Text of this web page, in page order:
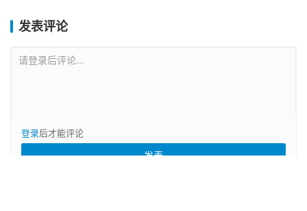
发表评论
请登录后评论...
登录后才能评论